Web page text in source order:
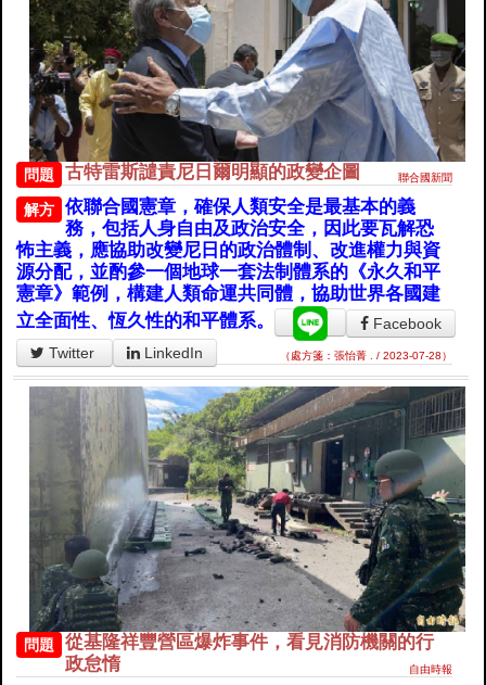
問題 古特雷斯譴責尼日爾明顯的政變企圖 聯合國新聞
解方
依聯合國憲章，確保人類安全是最基本的義
務，包括人身自由及政治安全，因此要瓦解恐
怖主義，應協助改變尼日的政治體制、改進權力與資
源分配，並酌參一個地球一套法制體系的《永久和平
憲章》範例，構建人類命運共同體，協助世界各國建
立全面性、恆久性的和平體系。
Facebook
Twitter
LinkedIn （處方箋：張怡菁 . / 2023-07-28）
問題
從基隆祥豐營區爆炸事件，看見消防機關的行
政怠惰
自由時報